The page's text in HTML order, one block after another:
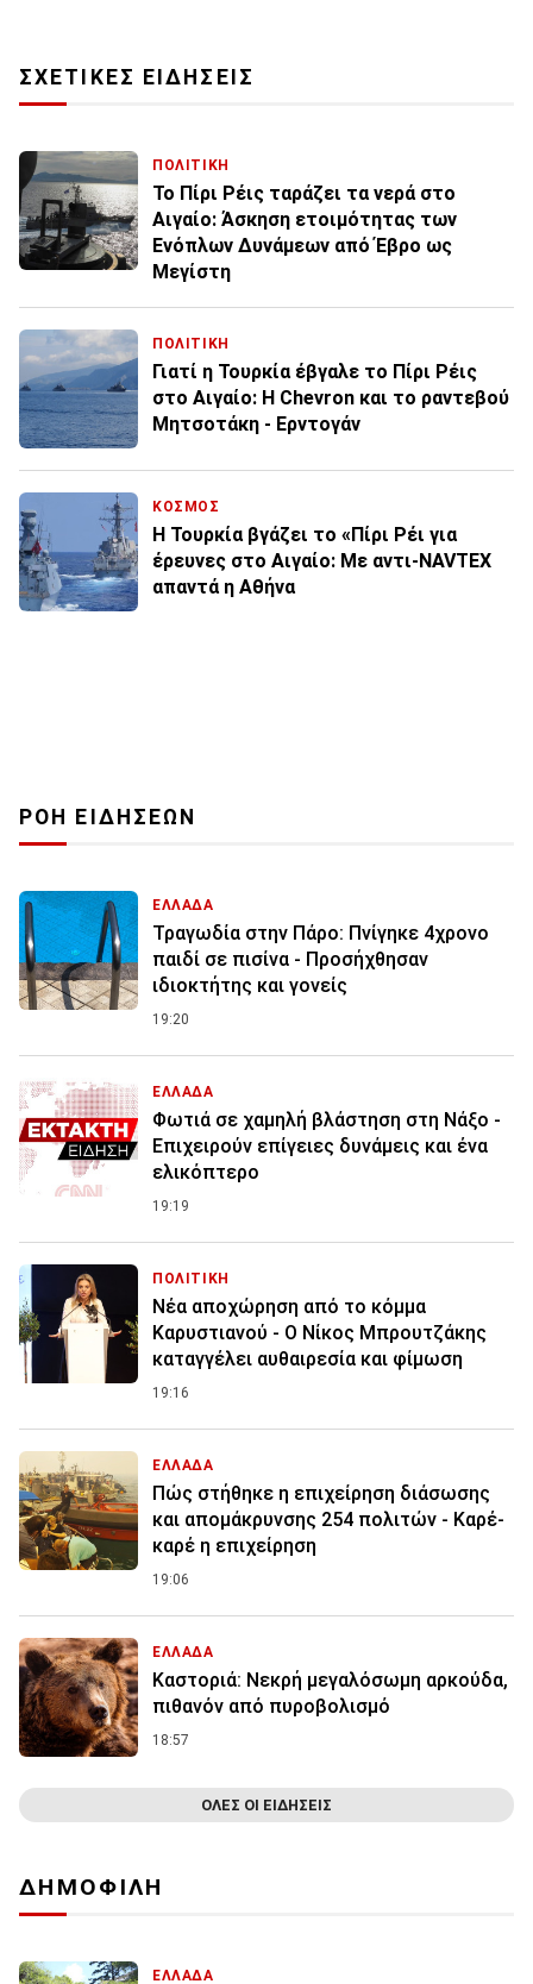
ΣΧΕΤΙΚΕΣ ΕΙΔΗΣΕΙΣ
ΠΟΛΙΤΙΚΗ
Το Πίρι Ρέις ταράζει τα νερά στο
Αιγαίο: Άσκηση ετοιμότητας των
Ενόπλων Δυνάμεων από Έβρο ως
Μεγίστη
ΠΟΛΙΤΙΚΗ
Γιατί η Τουρκία έβγαλε το Πίρι Ρέις
στο Αιγαίο: Η Chevron και το ραντεβού
Μητσοτάκη - Ερντογάν
ΚΟΣΜΟΣ
Η Τουρκία βγάζει το «Πίρι Ρέι για
έρευνες στο Αιγαίο: Με αντι-NAVTEX
απαντά η Αθήνα
ΡΟΗ ΕΙΔΗΣΕΩΝ
ΕΛΛΑΔΑ
Τραγωδία στην Πάρο: Πνίγηκε 4χρονο
παιδί σε πισίνα - Προσήχθησαν
ιδιοκτήτης και γονείς
19:20
ΕΛΛΑΔΑ
Φωτιά σε χαμηλή βλάστηση στη Νάξο -
Επιχειρούν επίγειες δυνάμεις και ένα
ελικόπτερο
19:19
ΠΟΛΙΤΙΚΗ
Νέα αποχώρηση από το κόμμα
Καρυστιανού - Ο Νίκος Μπρουτζάκης
καταγγέλει αυθαιρεσία και φίμωση
19:16
ΕΛΛΑΔΑ
Πώς στήθηκε η επιχείρηση διάσωσης
και απομάκρυνσης 254 πολιτών - Καρέ-
καρέ η επιχείρηση
19:06
ΕΛΛΑΔΑ
Καστοριά: Νεκρή μεγαλόσωμη αρκούδα,
πιθανόν από πυροβολισμό
18:57
ΟΛΕΣ ΟΙ ΕΙΔΗΣΕΙΣ
ΔΗΜΟΦΙΛΗ
ΕΛΛΑΔΑ